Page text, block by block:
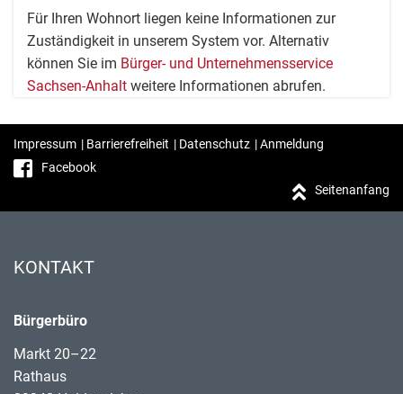
Für Ihren Wohnort liegen keine Informationen zur
Zuständigkeit in unserem System vor. Alternativ
können Sie im Bürger- und Unternehmensservice
Sachsen-Anhalt weitere Informationen abrufen.
Impressum | Barrierefreiheit | Datenschutz |Anmeldung
Facebook
Seitenanfang
KONTAKT
Bürgerbüro
Markt 20–22
Rathaus